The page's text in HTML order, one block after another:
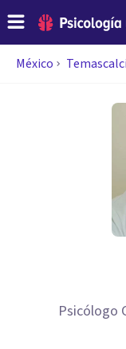
México
Psicólogo